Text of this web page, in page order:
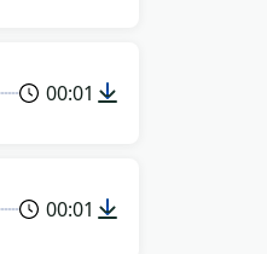
00:01
00:01